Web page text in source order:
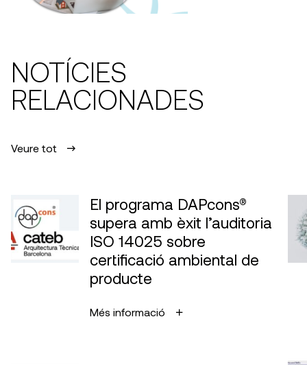
NOTÍCIES
RELACIONADES
Veure tot
El programa DAPcons®
supera amb èxit l’auditoria
ISO 14025 sobre
certificació ambiental de
producte
Més informació